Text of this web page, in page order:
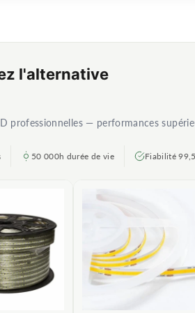
l'alternative
professionnelles — performances
50 000h durée de vie Fiabilité